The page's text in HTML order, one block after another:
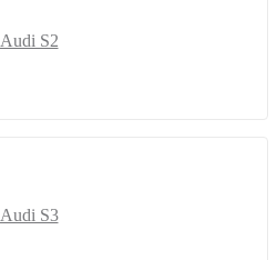
Audi S2
Audi S3